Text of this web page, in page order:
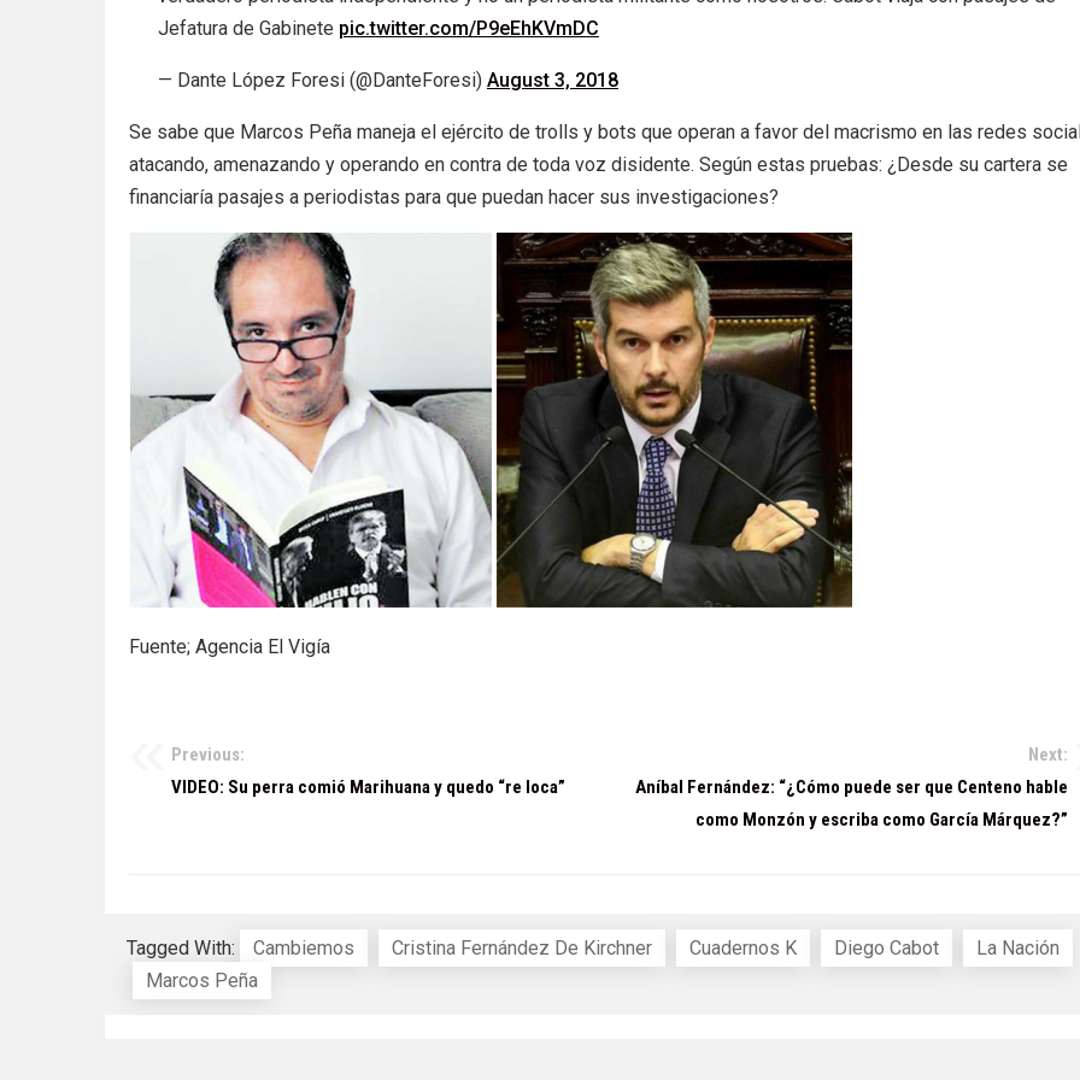
Jefatura de Gabinete pic.twitter.com/P9eEhKVmDC
— Dante López Foresi (@DanteForesi) August 3, 2018
Se sabe que Marcos Peña maneja el ejército de trolls y bots que operan a favor del macrismo en las redes
atacando, amenazando y operando en contra de toda voz disidente. Según estas pruebas: ¿Desde su cartera se
financiaría pasajes a periodistas para que puedan hacer sus investigaciones?
Fuente; Agencia El Vigía
Navegación
Previous:
VIDEO: Su perra comió Marihuana y quedo “re loca”
Next:
Aníbal Fernández: “¿Cómo puede ser que Centeno hable
como Monzón y escriba como García Márquez?”
Tagged With: Cambiemos Cristina Fernández De Kirchner Cuadernos K Diego Cabot
La Nación
Marcos Peña